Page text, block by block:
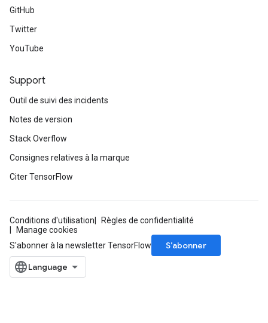
GitHub
Twitter
YouTube
Support
Outil de suivi des incidents
Notes de version
Stack Overflow
Consignes relatives à la marque
Citer TensorFlow
Conditions d'utilisation
Règles de confidentialité
Manage cookies
S'abonner à la newsletter TensorFlow
S’abonner